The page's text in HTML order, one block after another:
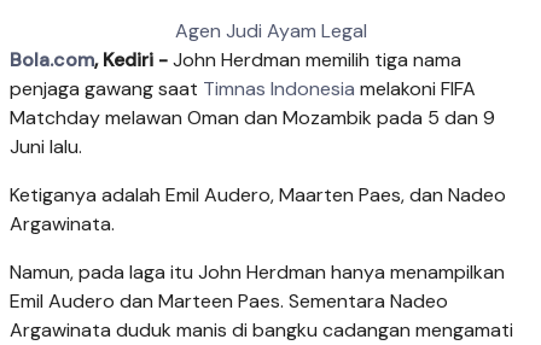
Agen Judi Ayam Legal
Bola.com, Kediri -John Herdman memilih tiga nama
penjaga gawang saat Timnas Indonesia melakoni FIFA
Matchday melawan Oman dan Mozambik pada 5 dan 9
Juni lalu.
Ketiganya adalah Emil Audero, Maarten Paes, dan Nadeo
Argawinata.
Namun, pada laga itu John Herdman hanya menampilkan
Emil Audero dan Marteen Paes. Sementara Nadeo
Argawinata duduk manis di bangku cadangan mengamati